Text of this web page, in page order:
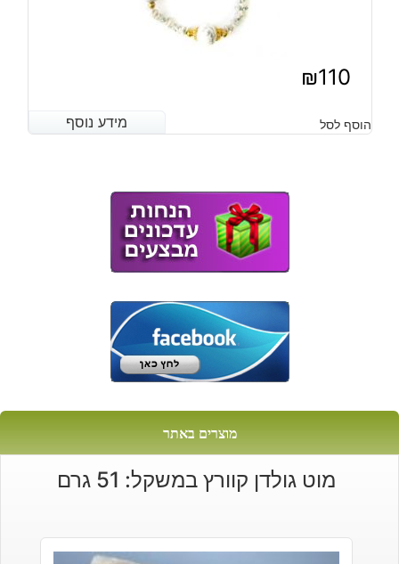
₪110
מידע נוסף הוסף לסל מידע נוסף
מוצרים באתר
מוט גולדן קוורץ במשקל: 51 גרם